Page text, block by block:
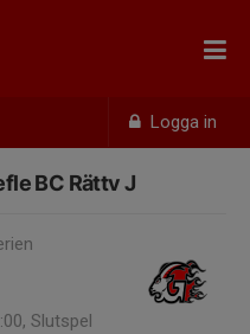
Logga in
BC Rättv J
Slutspel